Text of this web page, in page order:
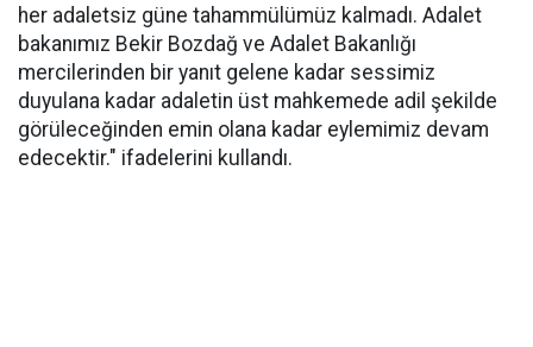
her adaletsiz güne tahammülümüz kalmadı. Adalet
bakanımız Bekir Bozdağ ve Adalet Bakanlığı
mercilerinden bir yanıt gelene kadar sessimiz
duyulana kadar adaletin üst mahkemede adil şekilde
görüleceğinden emin olana kadar eylemimiz devam
edecektir." ifadelerini kullandı.